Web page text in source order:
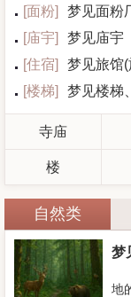
[面粉]
梦见面粉
[庙宇]
梦见庙宇
[住宿]
梦见旅馆
[楼梯] 梦见楼梯
寺庙
楼
自然类
梦
地